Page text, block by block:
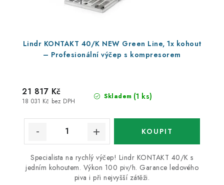
Lindr KONTAKT 40/K NEW Green Line, 1x kohout
– Profesionální výčep s kompresorem
Skladem (1 ks)
18 031 Kč bez DPH
21 817 Kč
Specialista na rychlý výčep! Lindr KONTAKT 40/K s
jedním kohoutem. Výkon 100 piv/h. Garance ledového
piva i při nejvyšší zátěži.